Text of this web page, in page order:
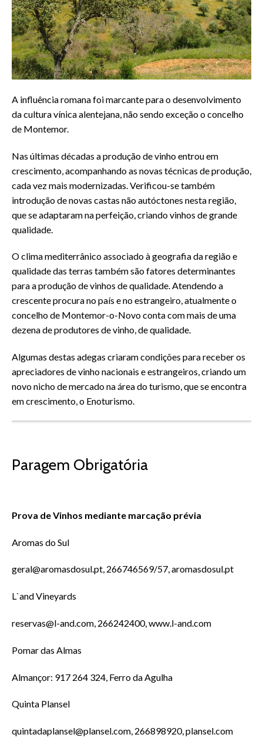
A influência romana foi marcante para o desenvolvimento
da cultura vínica alentejana, não sendo exceção o concelho
de Montemor.
Nas últimas décadas a produção de vinho entrou em
crescimento, acompanhando as novas técnicas de produção,
cada vez mais modernizadas. Verificou-se também
introdução de novas castas não autóctones nesta região,
que se adaptaram na perfeição, criando vinhos de grande
qualidade.
O clima mediterrânico associado à geografia da região e
qualidade das terras também são fatores determinantes
para a produção de vinhos de qualidade. Atendendo a
crescente procura no país e no estrangeiro, atualmente o
concelho de Montemor-o-Novo conta com mais de uma
dezena de produtores de vinho, de qualidade.
Algumas destas adegas criaram condições para receber os
apreciadores de vinho nacionais e estrangeiros, criando um
novo nicho de mercado na área do turismo, que se encontra
em crescimento, o Enoturismo.
Paragem Obrigatória
Prova de Vinhos mediante marcação prévia
Aromas do Sul
geral@aromasdosul.pt, 266746569/57, aromasdosul.pt
L`and Vineyards
reservas@l-and.com, 266242400, www.l-and.com
Pomar das Almas
Almançor: 917 264 324, Ferro da Agulha
Quinta Plansel
quintadaplansel@plansel.com, 266898920, plansel.com